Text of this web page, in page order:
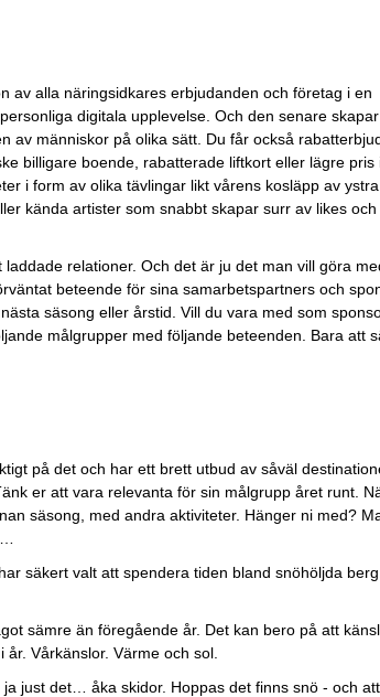
av alla näringsidkares erbjudanden och företag i en
digitala upplevelse. Och den senare
av människor på olika sätt. Du får också
billigare boende, rabatterade liftkort eller lägre pris
i form av olika tävlingar likt vårens kosläpp av
kända artister som snabbt skapar surr av likes
relationer. Och det är ju det man vill göra
beteende för sina samarbetspartners och
säsong eller årstid. Vill du vara med som
målgrupper med följande beteenden. Bara att
på det och har ett brett utbud av såväl
er att vara relevanta för sin målgrupp året runt.
säsong, med andra aktiviteter. Hänger ni med?
säkert valt att spendera tiden bland snöhöljda
sämre än föregående år. Det kan bero på att
Vårkänslor. Värme och sol.
just det… åka skidor. Hoppas det finns snö - och